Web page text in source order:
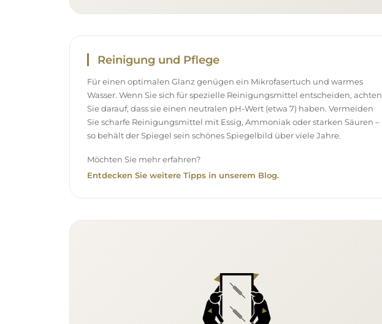
Reinigung und Pflege
Für einen optimalen Glanz genügen ein Mikrofasertuch und warmes
Wasser. Wenn Sie sich für spezielle Reinigungsmittel entscheiden, achten
Sie darauf, dass sie einen neutralen pH-Wert (etwa 7) haben. Vermeiden
Sie scharfe Reinigungsmittel mit Essig, Ammoniak oder starken Säuren –
so behält der Spiegel sein schönes Spiegelbild über viele Jahre.
Möchten Sie mehr erfahren?
Entdecken Sie weitere Tipps in unserem Blog.